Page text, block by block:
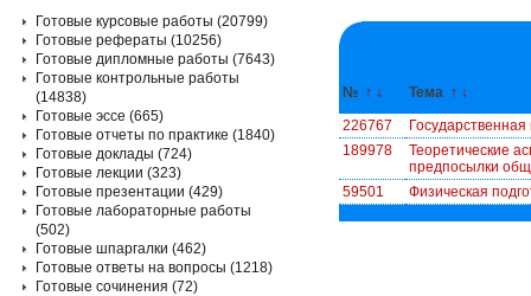
№ ↑ ↓ Тема ↑ ↓
226767
189978
Теоретические
предпосылки
59501
Физическая
Готовые курсовые работы (20799)
Готовые рефераты (10256)
Готовые дипломные работы (7643)
Готовые контрольные работы
(14838)
Готовые эссе (665)
Готовые отчеты по практике (1840)
Готовые доклады (724)
Готовые лекции (323)
Готовые презентации (429)
Готовые лабораторные работы
(502)
Готовые шпаргалки (462)
Готовые ответы на вопросы (1218)
Готовые сочинения (72)